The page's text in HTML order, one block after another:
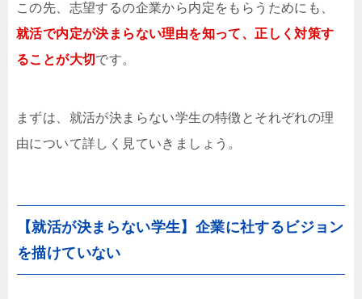
この先、志望するの企業から内定をもらうためにも、
就活で内定が決まらない理由を知って、正しく対策す
ることが大切です。
まずは、就活が決まらない学生の特徴とそれぞれの理
由について詳しく見ていきましょう。
【就活が決まらない学生】企業に社するビジョン
を描けていない